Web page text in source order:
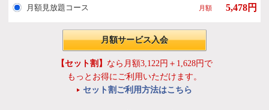
月額見放題コース 月額 5,478円
月額サービス入会
【セット割】 なら月額3,122円＋1,628円で
もっとお得にご利用いただけます。
セット割ご利用方法はこちら